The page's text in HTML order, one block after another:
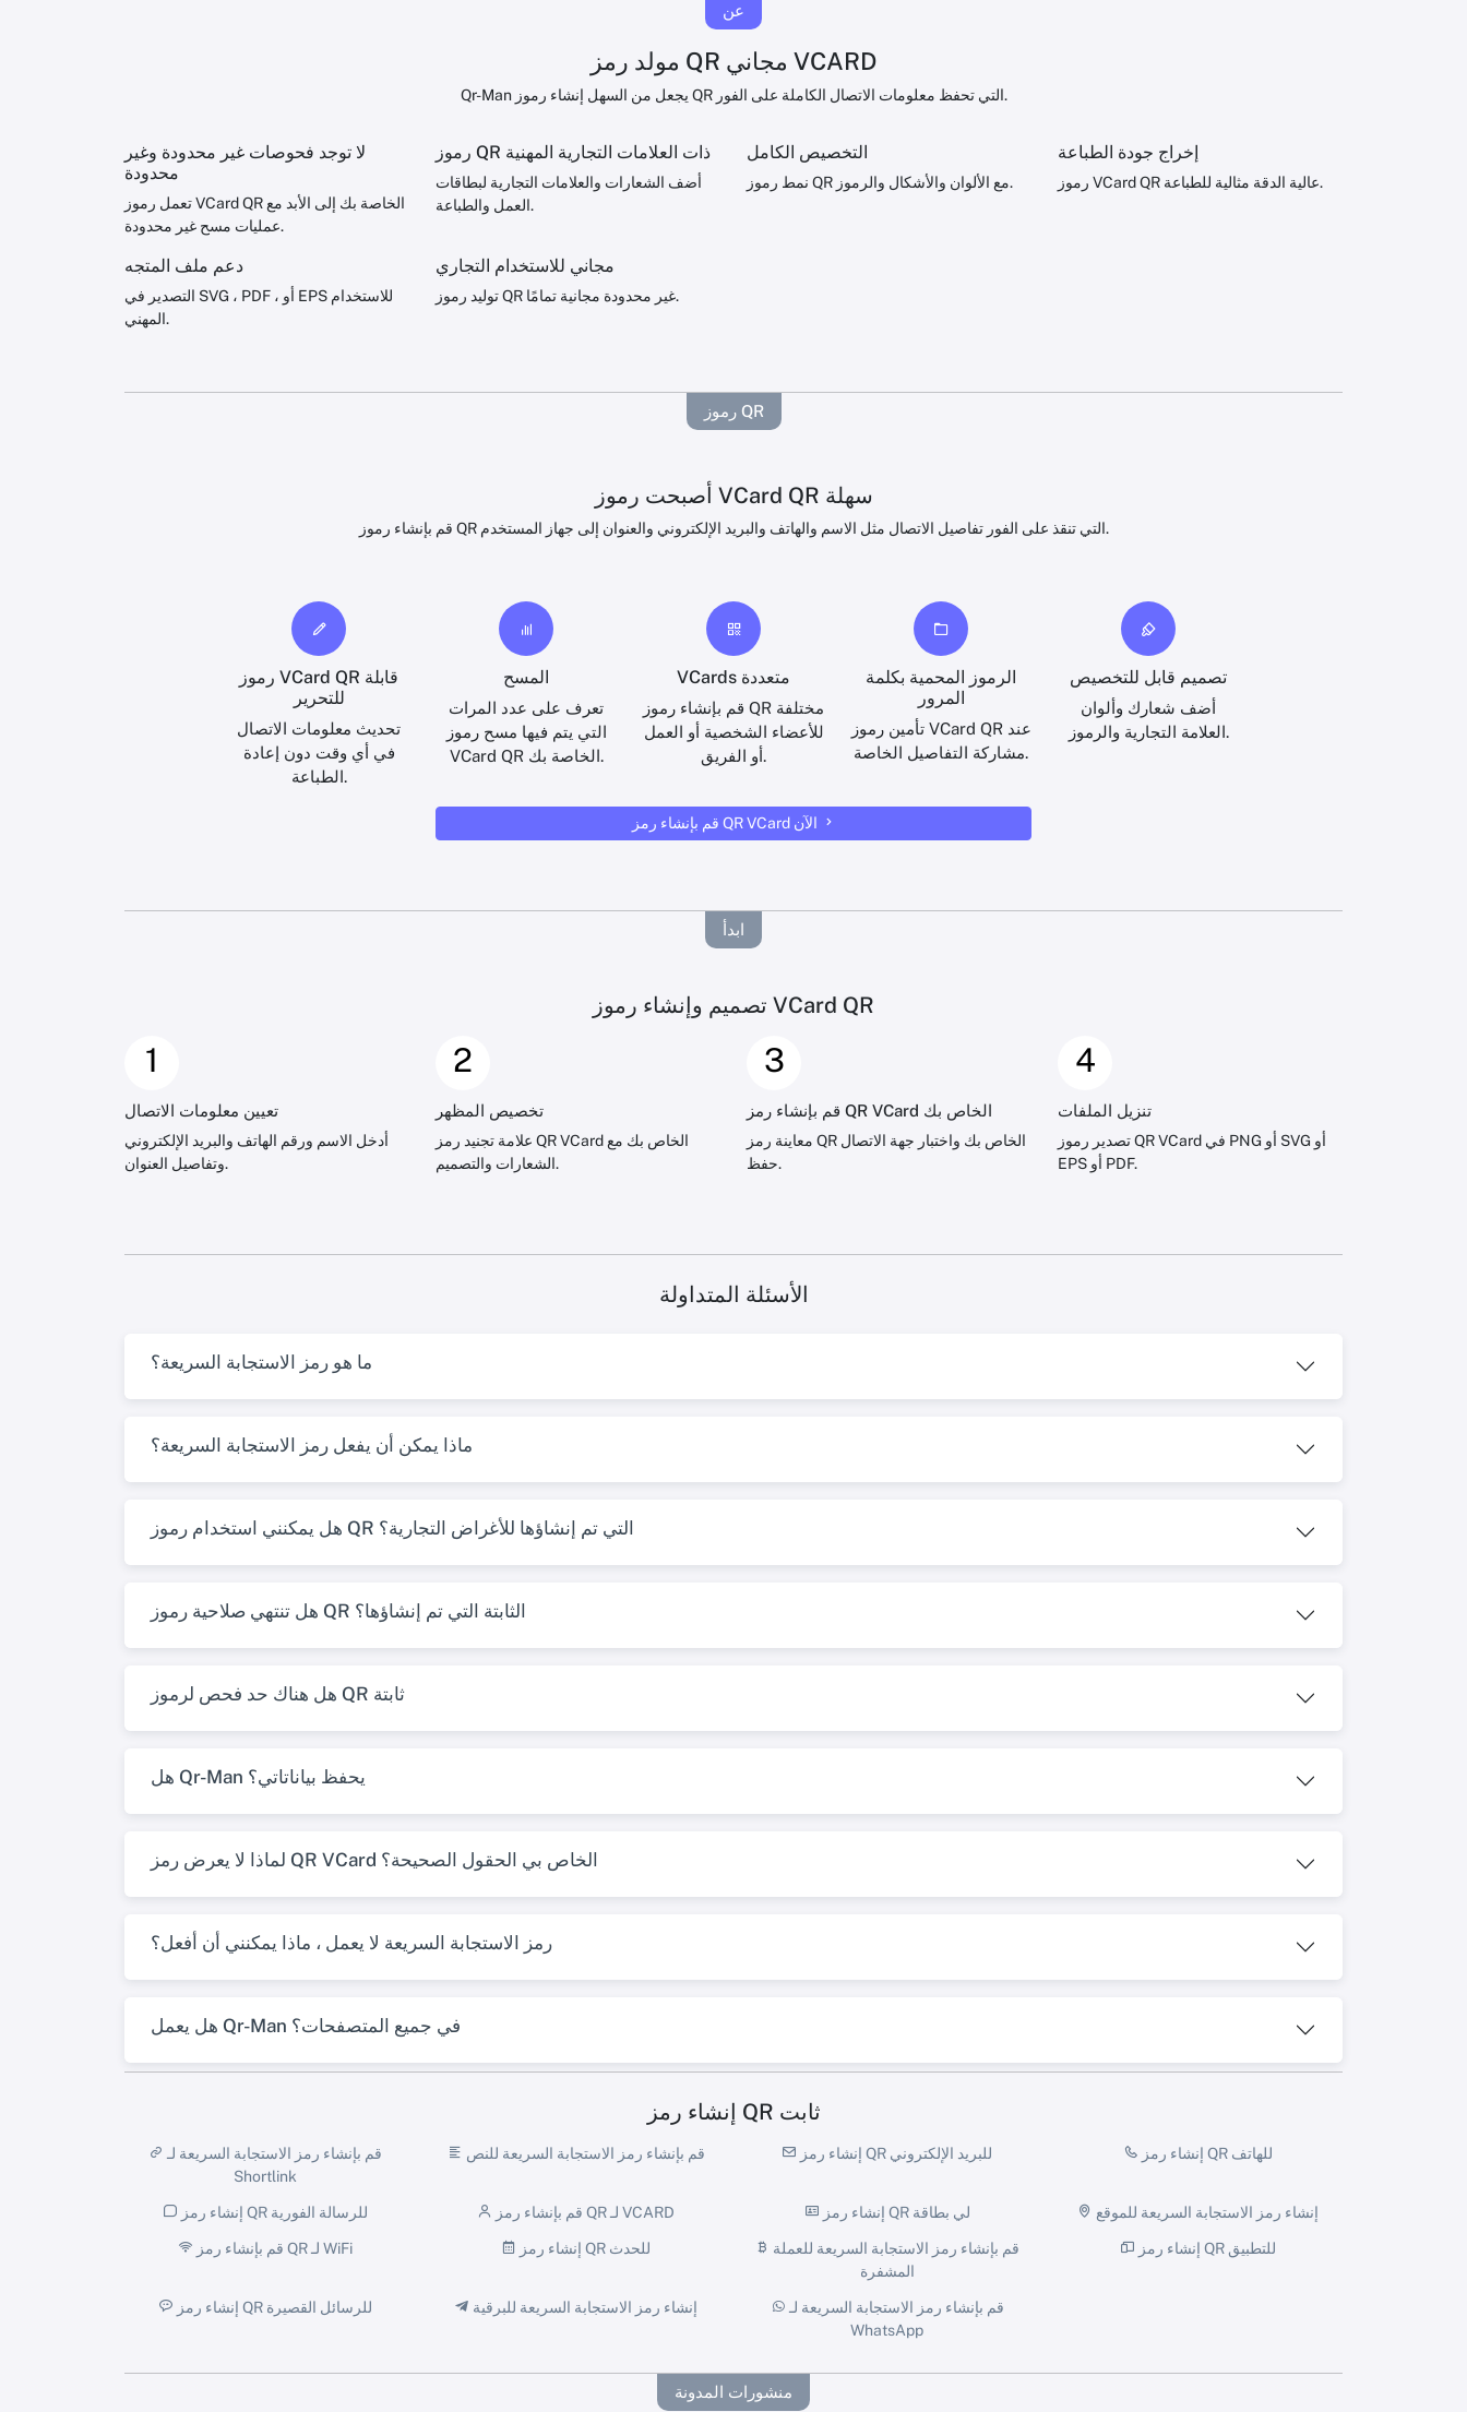
عن
مولد رمز QR مجاني VCARD
Qr-Man يجعل من السهل إنشاء رموز QR التي تحفظ معلومات الاتصال الكاملة على الفور.
لا توجد فحوصات غير محدودة وغير
محدودة
تعمل رموز VCard QR الخاصة بك إلى الأبد مع
عمليات مسح غير محدودة.
رموز QR ذات العلامات التجارية المهنية
أضف الشعارات والعلامات التجارية لبطاقات
العمل والطباعة.
التخصيص الكامل
نمط رموز QR مع الألوان والأشكال والرموز.
إخراج جودة الطباعة
رموز VCard QR عالية الدقة مثالية للطباعة.
دعم ملف المتجه
التصدير في SVG ، PDF ، أو EPS للاستخدام
المهني.
مجاني للاستخدام التجاري
توليد رموز QR غير محدودة مجانية تمامًا.
رموز QR
أصبحت رموز VCard QR سهلة
قم بإنشاء رموز QR التي تنقذ على الفور تفاصيل الاتصال مثل الاسم والهاتف والبريد الإلكتروني والعنوان إلى جهاز المستخدم.
رموز VCard QR قابلة
للتحرير
تحديث معلومات الاتصال
في أي وقت دون إعادة
الطباعة.
المسح
تعرف على عدد المرات
التي يتم فيها مسح رموز
VCard QR الخاصة بك.
VCards متعددة
قم بإنشاء رموز QR مختلفة
للأعضاء الشخصية أو العمل
أو الفريق.
الرموز المحمية بكلمة
المرور
تأمين رموز VCard QR عند
مشاركة التفاصيل الخاصة.
تصميم قابل للتخصيص
أضف شعارك وألوان
العلامة التجارية والرموز.
ابدأ
تصميم وإنشاء رموز VCard QR
1
تعيين معلومات الاتصال
أدخل الاسم ورقم الهاتف والبريد الإلكتروني
وتفاصيل العنوان.
2
تخصيص المظهر
علامة تجنيد رمز QR VCard الخاص بك مع
الشعارات والتصميم.
3
قم بإنشاء رمز QR VCard الخاص بك
معاينة رمز QR الخاص بك واختبار جهة الاتصال
حفظ.
4
تنزيل الملفات
تصدير رموز QR VCard في PNG أو SVG أو
EPS أو PDF.
الأسئلة المتداولة
ما هو رمز الاستجابة السريعة؟
ماذا يمكن أن يفعل رمز الاستجابة السريعة؟
هل يمكنني استخدام رموز QR التي تم إنشاؤها للأغراض التجارية؟
هل تنتهي صلاحية رموز QR الثابتة التي تم إنشاؤها؟
هل هناك حد فحص لرموز QR ثابتة
هل Qr-Man يحفظ بياناتاتي؟
لماذا لا يعرض رمز QR VCard الخاص بي الحقول الصحيحة؟
رمز الاستجابة السريعة لا يعمل ، ماذا يمكنني أن أفعل؟
هل يعمل Qr-Man في جميع المتصفحات؟
إنشاء رمز QR ثابت
Shortlink
قم بإنشاء رمز الاستجابة السريعة للنص إنشاء رمز QR للبريد الإلكتروني إنشاء رمز QR للهاتف
إنشاء رمز QR للرسالة الفورية قم بإنشاء رمز QR لـ VCARD إنشاء رمز QR لي بطاقة إنشاء رمز الاستجابة السريعة للموقع
قم بإنشاء رمز QR لـ WiFi إنشاء رمز QR للحدث
المشفرة
إنشاء رمز QR للتطبيق
إنشاء رمز QR للرسائل القصيرة إنشاء رمز الاستجابة السريعة للبرقية
WhatsApp
منشورات المدونة